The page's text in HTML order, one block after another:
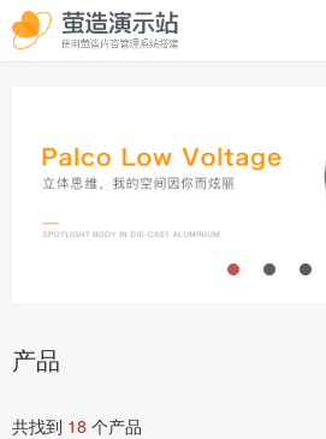
产品
共找到 18 个产品